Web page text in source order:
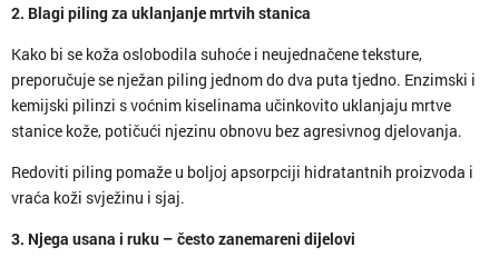
2. Blagi piling za uklanjanje mrtvih stanica
Kako bi se koža oslobodila suhoće i neujednačene teksture,
preporučuje se nježan piling jednom do dva puta tjedno. Enzimski i
kemijski pilinzi s voćnim kiselinama učinkovito uklanjaju mrtve
stanice kože, potičući njezinu obnovu bez agresivnog djelovanja.
Redoviti piling pomaže u boljoj apsorpciji hidratantnih proizvoda i
vraća koži svježinu i sjaj.
3. Njega usana i ruku – često zanemareni dijelovi